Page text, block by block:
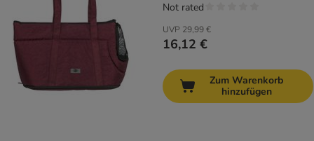
UVP 29,99 €
16,12 €
Not rated
Zum Warenkorb
hinzufügen